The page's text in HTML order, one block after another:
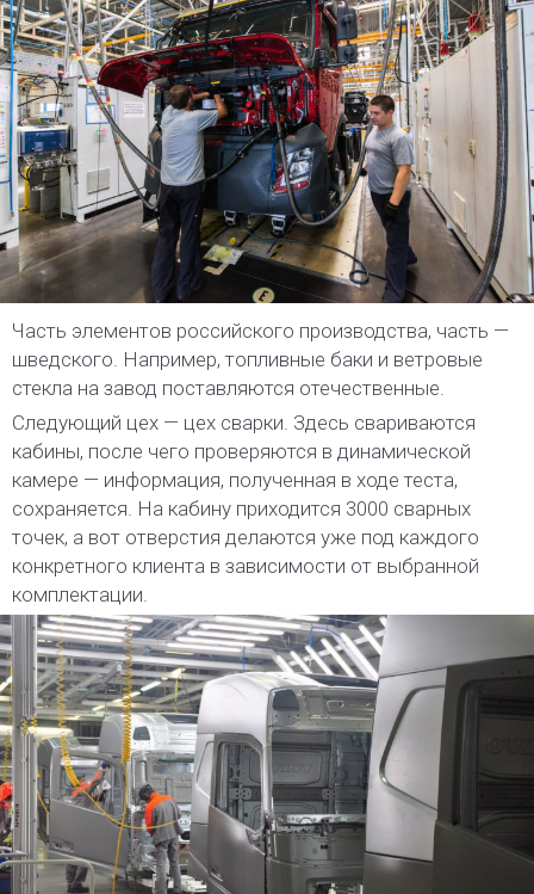
Часть элементов российского производства, часть —
шведского. Например, топливные баки и ветровые
стекла на завод поставляются отечественные.
Следующий цех — цех сварки. Здесь свариваются
кабины, после чего проверяются в динамической
камере — информация, полученная в ходе теста,
сохраняется. На кабину приходится 3000 сварных
точек, а вот отверстия делаются уже под каждого
конкретного клиента в зависимости от выбранной
комплектации.